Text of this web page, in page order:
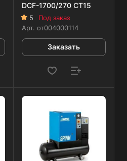
DCF-1700/270 CT15
5
Под заказ
Арт. от004000114
Заказать